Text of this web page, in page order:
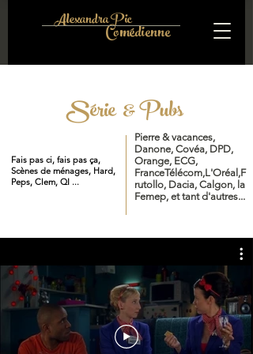
Comédienne
Alexandra Pic
Fais pas ci, fais pas ça,
Scènes de ménages, Hard,
Peps, Clem, QI ...
Série & Pubs
Pierre & vacances,
Danone, Covéa, DPD,
Orange, ECG,
FranceTélécom,L'Oréal,F
rutollo, Dacia, Calgon, la
Femep, et tant d'autres...